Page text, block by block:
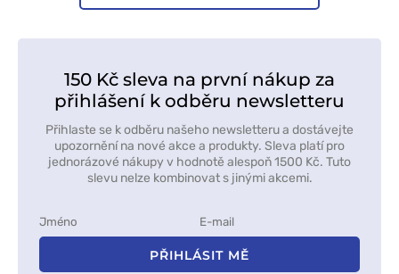
150 Kč sleva na první nákup za
přihlášení k odběru newsletteru
Přihlaste se k odběru našeho newsletteru a dostávejte
upozornění na nové akce a produkty. Sleva platí pro
jednorázové nákupy v hodnotě alespoň 1500 Kč. Tuto
slevu nelze kombinovat s jinými akcemi.
PŘIHLÁSIT MĚ